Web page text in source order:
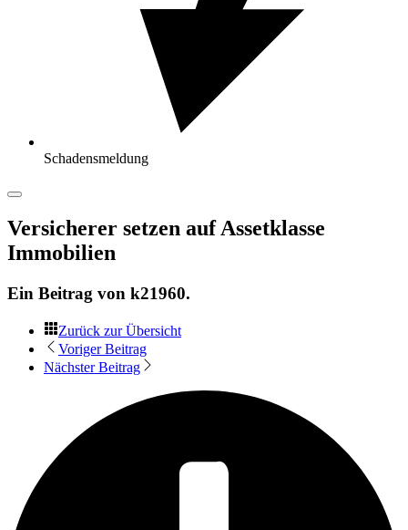
Schadensmeldung
Versicherer setzen auf Assetklasse
Immobilien
Ein Beitrag von k21960.
Zurück zur Übersicht
Voriger Beitrag
Nächster Beitrag